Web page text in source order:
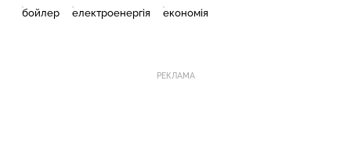
бойлер електроенергія економія
РЕКЛАМА